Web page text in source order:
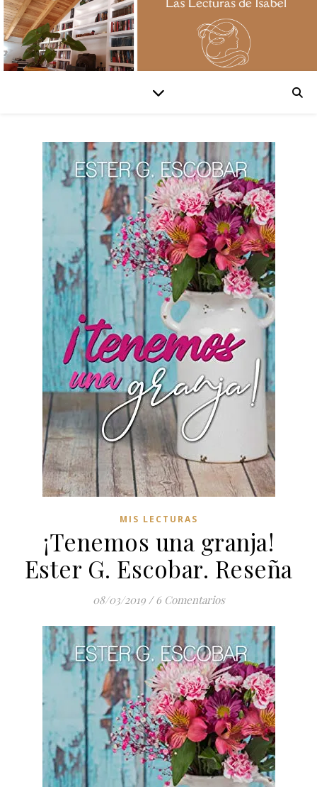
MIS LECTURAS
¡Tenemos una granja!
Ester G. Escobar. Reseña
08/03/2019 / 6 Comentarios